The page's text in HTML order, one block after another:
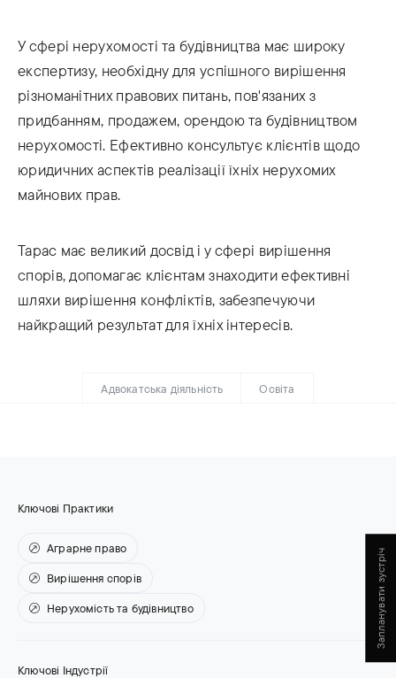
У сфері нерухомості та будівництва має широку
експертизу, необхідну для успішного вирішення
різноманітних правових питань, пов'язаних з
придбанням, продажем, орендою та будівництвом
нерухомості. Ефективно консультує клієнтів щодо
юридичних аспектів реалізації їхніх нерухомих
майнових прав.
Тарас має великий досвід і у сфері вирішення
спорів, допомагає клієнтам знаходити ефективні
шляхи вирішення конфліктів, забезпечуючи
найкращий результат для їхніх інтересів.
Адвокатська діяльність Освіта
Ключові Практики
Аграрне право
Вирішення спорів
Нерухомість та будівництво
Ключові Індустрії
Запланувати зустріч